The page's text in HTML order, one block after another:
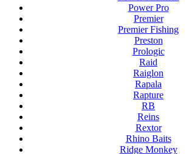
Power Pro
Premier
Premier Fishing
Preston
Prologic
Raid
Raiglon
Rapala
Rapture
RB
Reins
Rextor
Rhino Baits
Ridge Monkey